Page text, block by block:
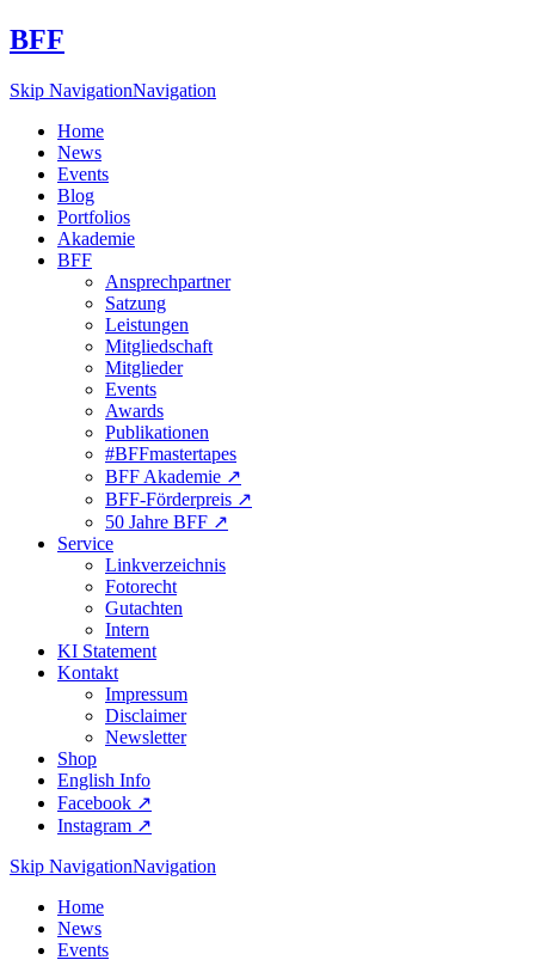
BFF
Skip NavigationNavigation
Home
News
Events
Blog
Portfolios
Akademie
BFF
Ansprechpartner
Satzung
Leistungen
Mitgliedschaft
Mitglieder
Events
Awards
Publikationen
#BFFmastertapes
BFF Akademie ↗︎
BFF-Förderpreis ↗︎
50 Jahre BFF ↗︎
Service
Linkverzeichnis
Fotorecht
Gutachten
Intern
KI Statement
Kontakt
Impressum
Disclaimer
Newsletter
Shop
English Info
Facebook ↗︎
Instagram ↗︎
Skip NavigationNavigation
Home
News
Events